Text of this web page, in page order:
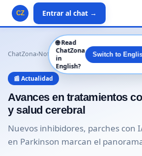
CZ Entrar al chat →
ChatZona›Noticias›Actualidad›
Avances en
cáncer y salud
📰 Actualidad
Avances en tratamientos
y salud cerebral
Nuevos inhibidores, parches con
en Parkinson marcan el
🌐 Read
ChatZona
in
English?
Switch to